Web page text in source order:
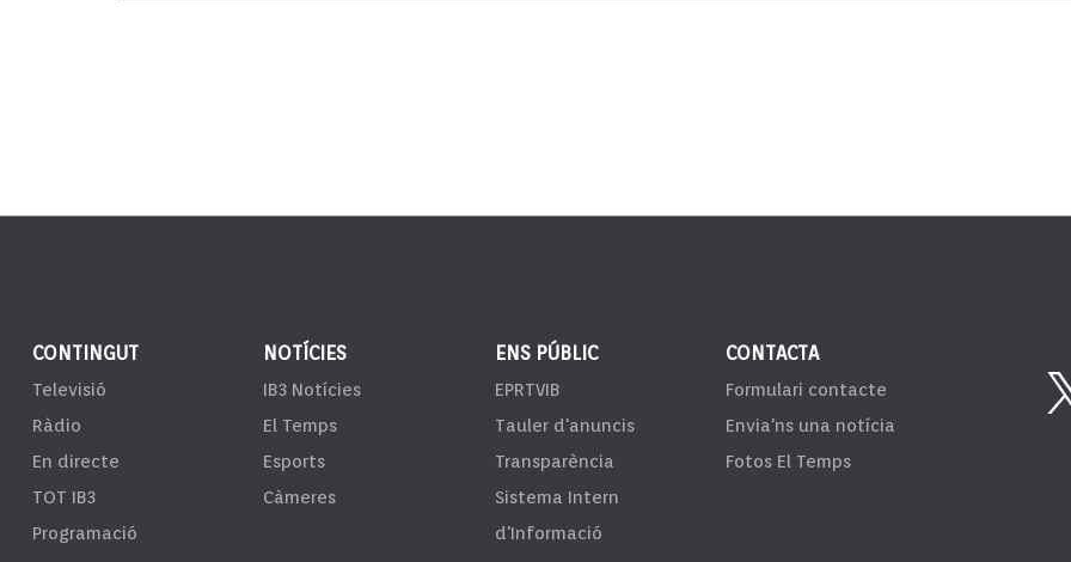
CONTINGUT
Televisió
Ràdio
En directe
TOT IB3
Programació
NOTÍCIES
IB3 Notícies
El Temps
Esports
Càmeres
ENS PÚBLIC
EPRTVIB
Tauler d'anuncis
Transparència
Sistema Intern
d'Informació
CONTACTA
Formulari contacte
Envia'ns una notícia
Fotos El Temps